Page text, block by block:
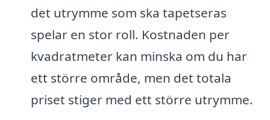
det utrymme som ska tapetseras
spelar en stor roll. Kostnaden per
kvadratmeter kan minska om du har
ett större område, men det totala
priset stiger med ett större utrymme.